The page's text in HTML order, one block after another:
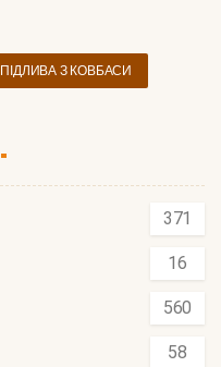
ПІДЛИВА З КОВБАСИ
371
16
560
58